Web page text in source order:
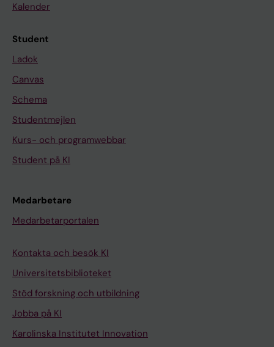
Kalender
Student
Ladok
Canvas
Schema
Studentmejlen
Kurs- och programwebbar
Student på KI
Medarbetare
Medarbetarportalen
Kontakta och besök KI
Universitetsbiblioteket
Stöd forskning och utbildning
Jobba på KI
Karolinska Institutet Innovation